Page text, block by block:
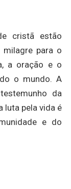
cristã estão
para o
a oração e o
o mundo. A
da
luta pela vida é
e do